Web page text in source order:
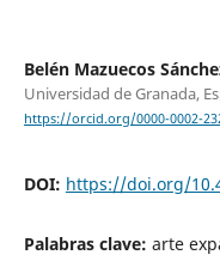
Belén Mazuecos
Universidad de Granada,
https://orcid.org/0000-0002-
DOI: https://doi.org/
Palabras clave: arte